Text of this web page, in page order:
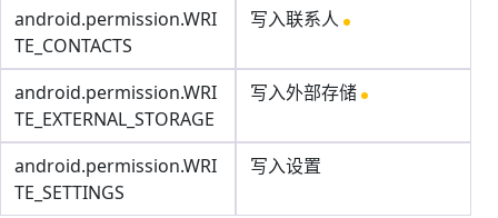
android.permission.WRI
TE_CONTACTS
写入联系人
android.permission.WRI
TE_EXTERNAL_STORAGE
写入外部存储
android.permission.WRI
TE_SETTINGS
写入设置